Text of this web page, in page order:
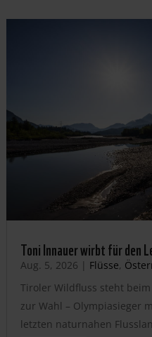
Toni Innauer wirbt für den
Aug. 5, 2026 | Flüsse,
Tiroler Wildfluss steht
zur Wahl – Olympiasieger
letzten naturnahen